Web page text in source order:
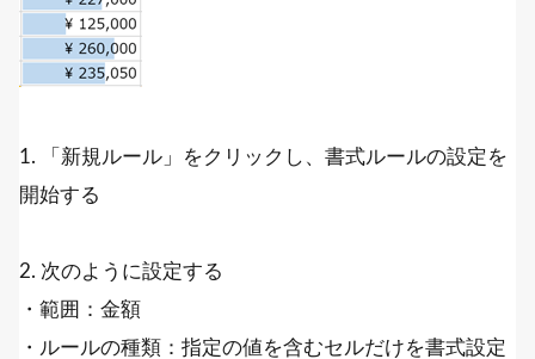
1. 「新規ルール」をクリックし、書式ルールの設定を
開始する
2. 次のように設定する
・範囲：金額
・ルールの種類：指定の値を含むセルだけを書式設定